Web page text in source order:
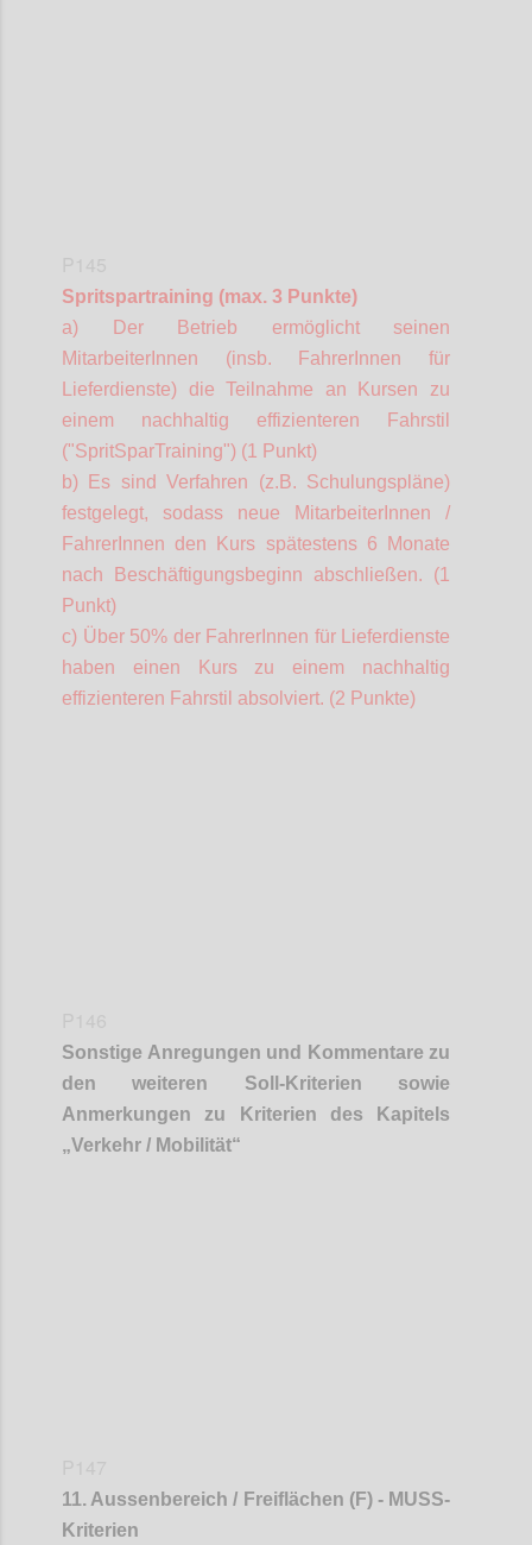
Spritspartraining (max. 3 Punkte)
a) Der Betrieb ermöglicht seinen
MitarbeiterInnen (insb. FahrerInnen für
Lieferdienste) die Teilnahme an Kursen zu
einem nachhaltig effizienteren Fahrstil
("SpritSparTraining") (1 Punkt)
b) Es sind Verfahren (z.B. Schulungspläne)
festgelegt, sodass neue
MitarbeiterInnen /
FahrerInnen den Kurs spätestens 6 Monate
nach Beschäftigungsbeginn abschließen. (1
Punkt)
c) Über 50% der FahrerInnen für Lieferdienste
haben einen Kurs zu einem nachhaltig
effizienteren Fahrstil absolviert. (2 Punkte)
Sonstige Anregungen und Kommentare zu
den weiteren Soll-Kriterien sowie
Anmerkungen zu Kriterien des Kapitels
„Verkehr / Mobilität“
11. Aussenbereich / Freiflächen (F) - MUSS-
Kriterien